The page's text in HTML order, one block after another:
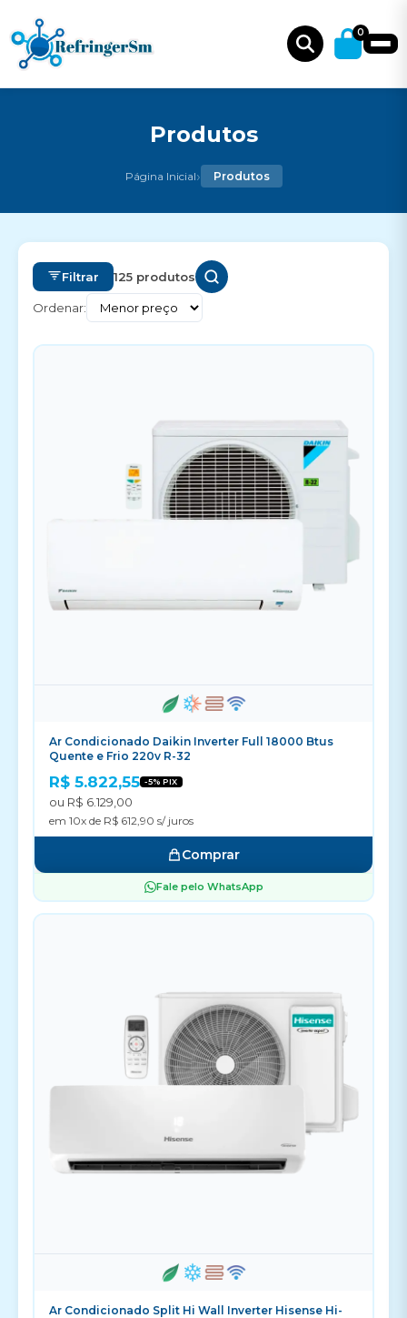
0
Produtos
Página Inicial› Produtos
Filtrar 125 produtos
Ordenar:
Ar Condicionado Daikin Inverter Full 18000 Btus
Quente e Frio 220v R-32
R$ 5.822,55 -5% PIX
ou R$ 6.129,00
em 10x de R$ 612,90 s/ juros
Comprar
Fale pelo WhatsApp
Ar Condicionado Split Hi Wall Inverter Hisense Hi-